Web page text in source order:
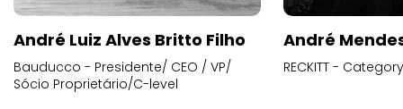
André Luiz Alves Britto Filho
Bauducco - Presidente/ CEO / VP/
Sócio Proprietário/C-level
André
RECKITT -